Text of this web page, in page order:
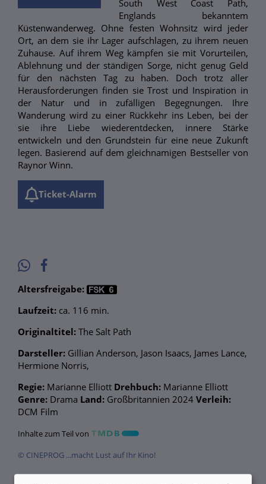
South West Coast Path,
Englands bekanntem
Küstenwanderweg. Ohne festen Wohnsitz wird jeder
Ort, an dem sie ihr Lager aufschlagen, zu ihrem neuen
Zuhause. Auf ihrem Weg kämpfen sie mit Vorurteilen,
Ablehnung und der ständigen Sorge, nicht genug Geld
für den nächsten Tag zu haben. Doch trotz aller
Herausforderungen finden sie Trost und Inspiration in
der Natur und in zufälligen Begegnungen. Ihre
Wanderung wird zu einer Rückkehr ins Leben, bei der
sie ihre Liebe wiederentdecken, innere Stärke
entwickeln und den Grundstein für eine neue Zukunft
legen. Basierend auf dem gleichnamigen Bestseller von
Raynor Winn.
Ticket-Alarm
Altersfreigabe:
Laufzeit: ca. 116 min.
Originaltitel: The Salt Path
Darsteller: Gillian Anderson, Jason Isaacs, James Lance,
Hermione Norris,
Regie: Marianne Elliott Drehbuch: Marianne Elliott
Genre: Drama Land: Großbritannien 2024 Verleih:
DCM Film
Inhalte zum Teil von
© CINEPROG ...macht Lust auf Ihr Kino!